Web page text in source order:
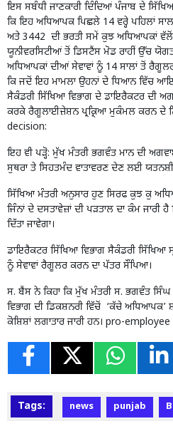
ਇਸ ਸਬੰਧੀ ਜਾਣਕਾਰੀ ਦਿੰਦਿਆਂ ਪੰਜਾਬ ਦੇ
ਕਿ ਇਹ ਅਧਿਆਪਕ ਪਿਛਲੇ 14 ਵਰ੍ਹੇ ਪਹਿਲਾਂ
ਅਤੇ 3442 ਦੀ ਭਰਤੀ ਸਮੇਂ ਕੁਝ ਅਧਿਆਪਕਾਂ ਵੱਲੋਂ
ਯੂਨੀਵਰਸਿਟੀਆਂ ਤੋਂ ਡਿਸਟੈਂਸ ਮੋਡ ਰਾਹੀਂ ਉੱਚ
ਅਧਿਆਪਕਾਂ ਦੀਆਂ ਸੇਵਾਵਾਂ ਨੂੰ 14 ਸਾਲਾਂ ਤੋਂ
ਕਿ ਜਦੋਂ ਇਹ ਮਾਮਲਾ ਉਹਨਾਂ ਦੇ ਧਿਆਨ ਵਿੱਚ
ਸੈਕੰਡਰੀ ਸਿੱਖਿਆ ਵਿਭਾਗ ਦੇ ਡਾਇਰੈਕਟਰ ਦੀ
ਕਰਕੇ ਰੈਗੂਲਾਈਜ਼ੇਸ਼ਨ ਪ੍ਰਕ੍ਰਿਆ ਮੁਕੰਮਲ ਕਰਨ ਦੇ
decision:
ਇਹ ਵੀ ਪੜ੍ਹੋ: ਮੁੱਖ ਮੰਤਰੀ ਭਗਵੰਤ ਮਾਨ ਦੀ
ਸੁਥਰਾ ਤੇ ਸਿਹਤਮੰਦ ਵਾਤਾਵਰਣ ਦੇਣ ਲਈ
ਸਿੱਖਿਆ ਮੰਤਰੀ ਅਨੁਸਾਰ ਹੁਣ ਸਿਰਫ ਕੁਝ ਕੁ
ਜਿੰਨਾਂ ਦੇ ਦਸਤਾਵੇਜ਼ਾਂ ਦੀ ਪੜਤਾਲ ਦਾ ਕੰਮ
ਦਿੱਤਾ ਜਾਵੇਗਾ।
ਡਾਇਰੈਕਟਰ ਸਿੱਖਿਆ ਵਿਭਾਗ ਸੈਕੰਡਰੀ ਸਿੱਖਿਆ
ਨੂੰ ਸੇਵਾਵਾਂ ਰੈਗੂਲਰ ਕਰਨ ਦਾ ਪੱਤਰ ਸੌਂਪਿਆ।
ਸ. ਬੈਂਸ ਨੇ ਕਿਹਾ ਕਿ ਮੁੱਖ ਮੰਤਰੀ ਸ. ਭਗਵੰਤ
ਵਿਭਾਗ ਦੀ ਡਿਕਸ਼ਨਰੀ ਵਿੱਚੋਂ ‘ਕੱਚੇ
ਕੋਸ਼ਿਸ਼ਾਂ ਲਗਾਤਾਰ ਜਾਰੀ ਹਨ। pro-
Tags: news punjab